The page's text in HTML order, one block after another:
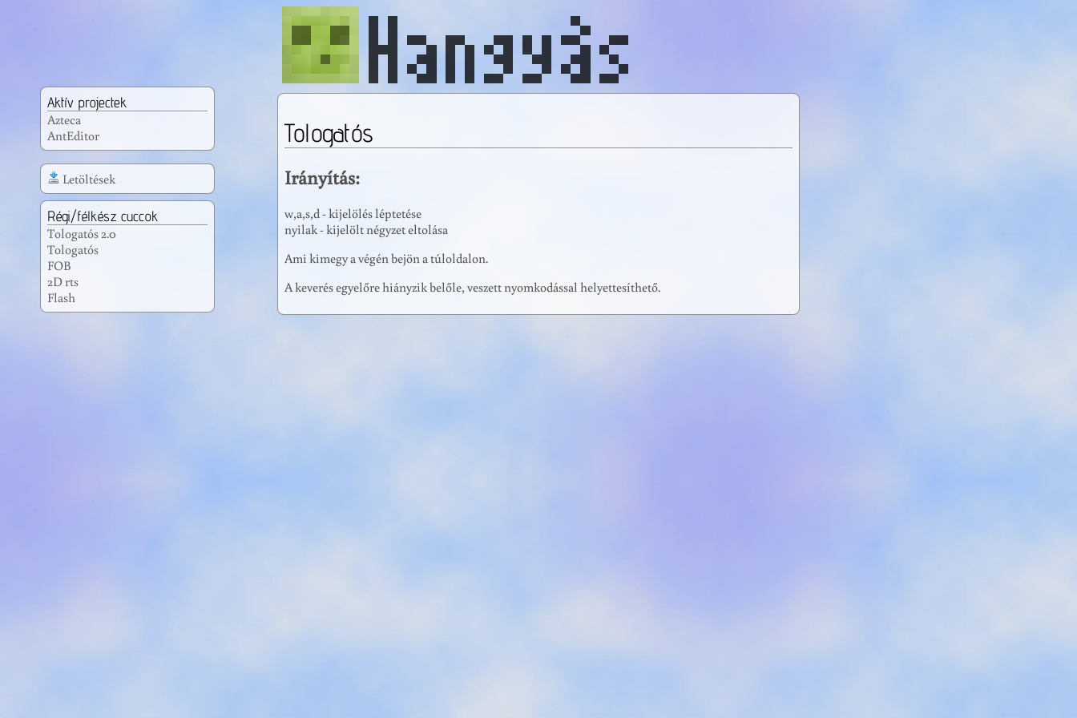
Tologatós
Irányítás:
w,a,s,d - kijelölés léptetése
nyilak - kijelölt négyzet eltolása
Ami kimegy a végén bejön a túloldalon.
A keverés egyelőre hiányzik belőle, veszett nyomkodással helyettesíthető.
Aktív projectek
Azteca
AntEditor
Letöltések
Régi/félkész cuccok
Tologatós 2.0
Tologatós
FOB
2D rts
Flash